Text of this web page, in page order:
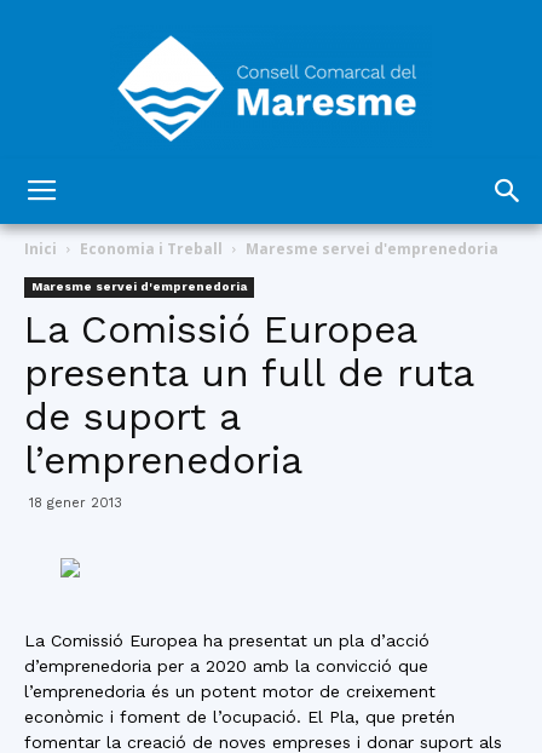
Comarcal
Inici Economia i Treball Maresme servei d'emprenedoria
Maresme servei d'emprenedoria
La Comissió Europea
presenta un full de ruta
de suport a
l’emprenedoria
18 gener 2013
La Comissió Europea ha presentat un pla d’acció
d’emprenedoria per a 2020 amb la convicció que
l’emprenedoria és un potent motor de creixement
econòmic i foment de l’ocupació. El Pla, que pretén
fomentar la creació de noves empreses i donar suport als